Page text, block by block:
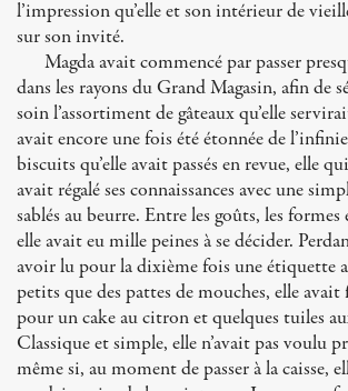
l’impression qu’elle et son intérieur de
sur son invité.
Magda avait commencé par passer
dans les rayons du Grand Magasin, afin de
soin l’assortiment de gâteaux qu’elle
avait encore une fois été étonnée de
biscuits qu’elle avait passés en revue, elle
avait régalé ses connaissances avec une
sablés au beurre. Entre les goûts, les formes
elle avait eu mille peines à se décider.
avoir lu pour la dixième fois une étiquette
petits que des pattes de mouches, elle
pour un cake au citron et quelques tuiles
Classique et simple, elle n’avait pas voulu
même si, au moment de passer à la caisse,